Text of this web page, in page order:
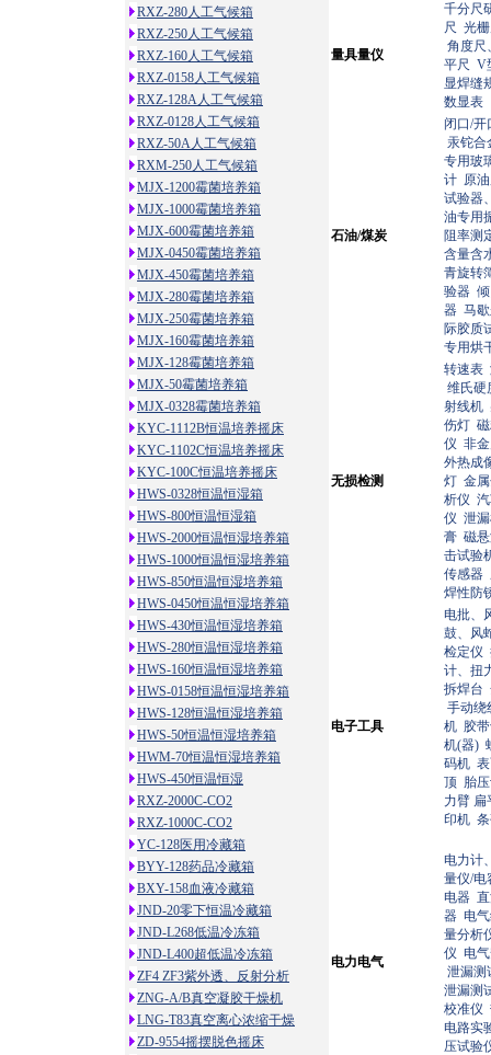
RXZ-280人工气候箱
RXZ-250人工气候箱
RXZ-160人工气候箱
RXZ-0158人工气候箱
RXZ-128A人工气候箱
RXZ-0128人工气候箱
RXZ-50A人工气候箱
RXM-250人工气候箱
MJX-1200霉菌培养箱
MJX-1000霉菌培养箱
MJX-600霉菌培养箱
MJX-0450霉菌培养箱
MJX-450霉菌培养箱
MJX-280霉菌培养箱
MJX-250霉菌培养箱
MJX-160霉菌培养箱
MJX-128霉菌培养箱
MJX-50霉菌培养箱
MJX-0328霉菌培养箱
KYC-1112B恒温培养摇床
KYC-1102C恒温培养摇床
KYC-100C恒温培养摇床
HWS-0328恒温恒湿箱
HWS-800恒温恒湿箱
HWS-2000恒温恒湿培养箱
HWS-1000恒温恒湿培养箱
HWS-850恒温恒湿培养箱
HWS-0450恒温恒湿培养箱
HWS-430恒温恒湿培养箱
HWS-280恒温恒湿培养箱
HWS-160恒温恒湿培养箱
HWS-0158恒温恒湿培养箱
HWS-128恒温恒湿培养箱
HWS-50恒温恒湿培养箱
HWM-70恒温恒湿培养箱
HWS-450恒温恒湿
RXZ-2000C-CO2
RXZ-1000C-CO2
YC-128医用冷藏箱
BYY-128药品冷藏箱
BXY-158血液冷藏箱
JND-20零下恒温冷藏箱
JND-L268低温冷冻箱
JND-L400超低温冷冻箱
ZF4 ZF3紫外透、反射分析
ZNG-A/B真空凝胶干燥机
LNG-T83真空离心浓缩干燥
ZD-9554摇摆脱色摇床
量具量仪
千分尺
尺 光
角度
平尺 V
显焊缝
数显表
石油/煤炭
闭口/
汞铊合
专用玻
计 原
试验器
油专用
阻率测
含量含
青旋转
验器
器 马
际胶质
专用烘
无损检测
转速表
维氏
射线机
伤灯
仪 非
外热成
灯 金
析仪
仪 泄
膏 磁
击试验
传感器
焊性防
电子工具
电批、
鼓、风
检定仪
计、扭
拆焊台
手动绕
机 胶
机(器)
码机
顶 胎
力臂 扁
印机
电力电气
电力计
量仪/
电器
器 电
量分析
仪 电
泄漏
泄漏测
校准仪
电路实
压试验